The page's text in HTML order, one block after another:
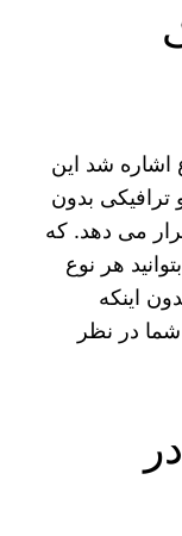
اشاره شد این
ترافیکی بدون
می‌ دهد. که
هر نوع
اینکه
در نظر